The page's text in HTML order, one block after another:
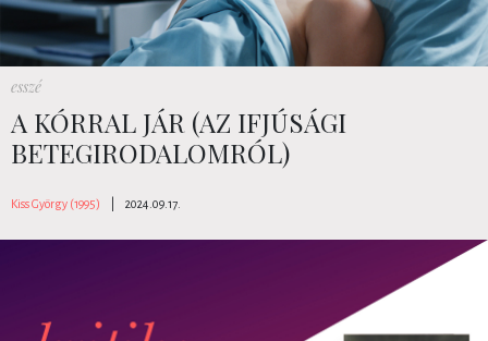
esszé
A KÓRRAL JÁR (AZ IFJÚSÁGI
BETEGIRODALOMRÓL)
Kiss György (1995) 2024.09.17.